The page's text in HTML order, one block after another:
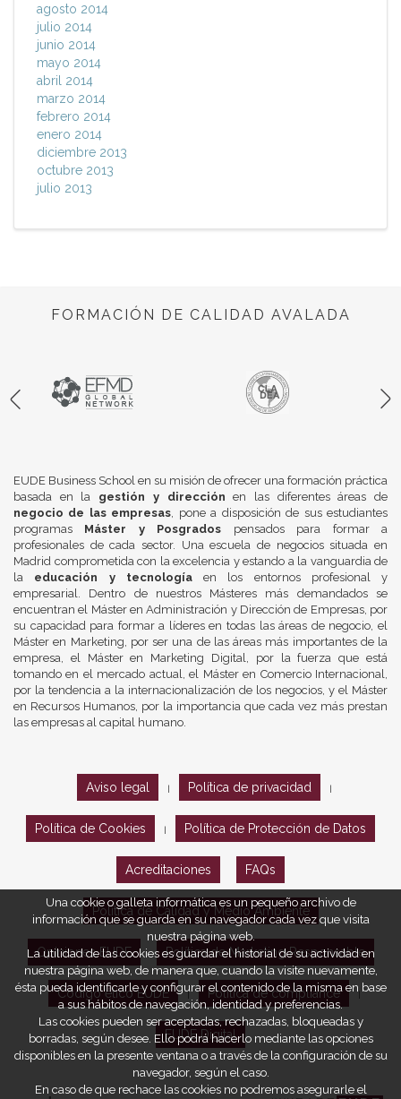
agosto 2014
julio 2014
junio 2014
mayo 2014
abril 2014
marzo 2014
febrero 2014
enero 2014
diciembre 2013
octubre 2013
julio 2013
FORMACIÓN DE CALIDAD AVALADA
EUDE Business School en su misión de ofrecer una formación práctica
basada en la gestión y dirección en las diferentes áreas de
negocio de las empresas, pone a disposición de sus estudiantes
programas Máster y Posgrados pensados para formar a
profesionales de cada sector. Una escuela de negocios situada en
Madrid comprometida con la excelencia y estando a la vanguardia de
la educación y tecnologíaen los entornos profesional y
empresarial. Dentro de nuestros Másteres más demandados se
encuentran el Máster en Administración y Dirección de Empresas, por
su capacidad para formar a líderes en todas las áreas de negocio, el
Máster en Marketing, por ser una de las áreas más importantes de la
empresa, el Máster en Marketing Digital, por la fuerza que está
tomando en el mercado actual, el Máster en Comercio Internacional,
por la tendencia a la internacionalización de los negocios, y el Máster
en Recursos Humanos, por la importancia que cada vez más prestan
las empresas al capital humano.
Aviso legal Política de privacidad
Política de Cookies Política de Protección de Datos
Acreditaciones FAQs
Política de Calidad y Medio Ambiente
Opiniones EUDE Política de Marketing Responsable
Código ético EUDE Política de compliance
EUDE Digital
Una cookie o galleta informática es un pequeño archivo de
información que se guarda en su navegador cada vez que visita
nuestra página web.
La utilidad de las cookies es guardar el historial de su actividad en
nuestra página web, de manera que, cuando la visite nuevamente,
ésta pueda identificarle y configurar el contenido de la misma en base
a sus hábitos de navegación, identidad y preferencias.
Las cookies pueden ser aceptadas, rechazadas, bloqueadas y
borradas, según desee. Ello podrá hacerlo mediante las opciones
disponibles en la presente ventana o a través de la configuración de su
navegador, según el caso.
En caso de que rechace las cookies no podremos asegurarle el